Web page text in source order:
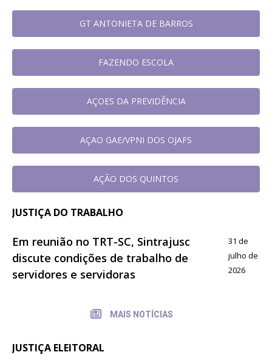
GT ANTONIETA DE BARROS
FAZENDO ESCOLA
AÇOES DA PREVIDÊNCIA
AÇAO GAE/VPNI DOS OJAFS
AÇÃO DOS QUINTOS
JUSTIÇA DO TRABALHO
Em reunião no TRT-SC, Sintrajusc
discute condições de trabalho de
servidores e servidoras
31 de
julho de
2026
MAIS NOTÍCIAS
JUSTIÇA ELEITORAL